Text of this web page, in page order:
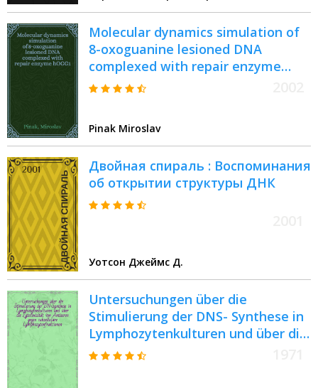
учебно-методическое пособие
Molecular dynamics simulation of
8-oxoguanine lesioned DNA
complexed with repair enzyme
hOGG1 = Молекулярная
ДНК в комплексе с
восстановлением энзима
оксигуанин глюкозилазой
человека
Pinak Miroslav
Двойная спираль : Воспоминания
об открытии структуры ДНК
Уотсон Джеймс Д.
Untersuchungen über die
Stimulierung der DNS- Synthese in
Lymphozytenkulturen und über die
Zytotoxizität von Antiseren gegen